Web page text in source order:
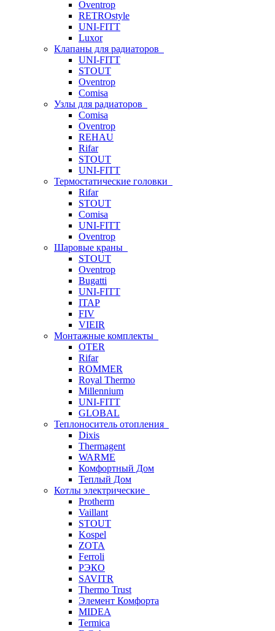
Oventrop
RETROstyle
UNI-FITT
Luxor
Клапаны для радиаторов
UNI-FITT
STOUT
Oventrop
Comisa
Узлы для радиаторов
Comisa
Oventrop
REHAU
Rifar
STOUT
UNI-FITT
Термостатические головки
Rifar
STOUT
Comisa
UNI-FITT
Oventrop
Шаровые краны
STOUT
Oventrop
Bugatti
UNI-FITT
ITAP
FIV
VIEIR
Монтажные комплекты
OTER
Rifar
ROMMER
Royal Thermo
Millennium
UNI-FITT
GLOBAL
Теплоноситель отопления
Dixis
Thermagent
WARME
Комфортный Дом
Теплый Дом
Котлы электрические
Protherm
Vaillant
STOUT
Kospel
ZOTA
Ferroli
РЭКО
SAVITR
Thermo Trust
Элемент Комфорта
MIDEA
Termica